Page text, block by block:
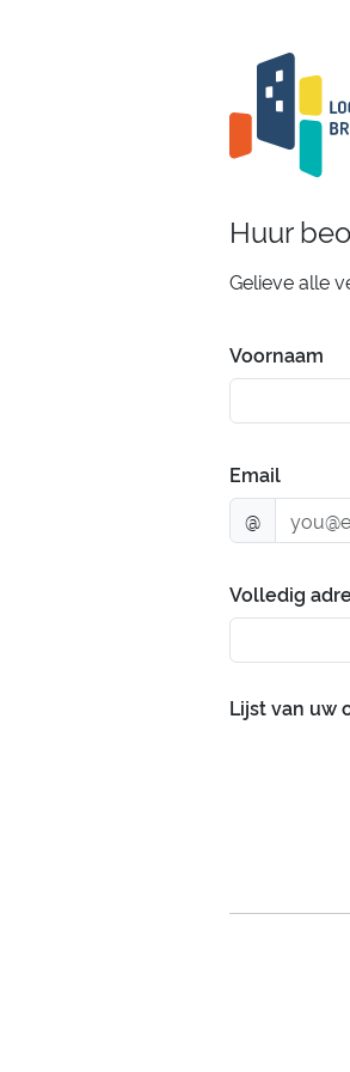
Huur
Gelieve alle
Voornaam
Email
@
Volledig
Lijst van uw